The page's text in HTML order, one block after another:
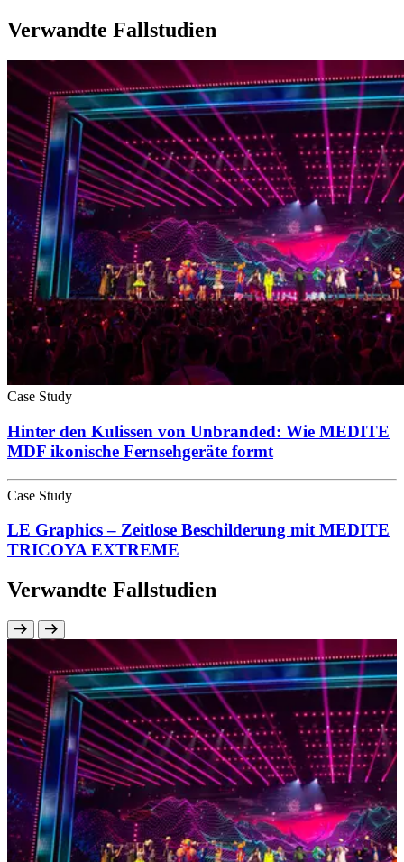
Verwandte Fallstudien
Case Study
Hinter den Kulissen von Unbranded: Wie MEDITE
MDF ikonische Fernsehgeräte formt
Case Study
LE Graphics – Zeitlose Beschilderung mit MEDITE
TRICOYA EXTREME
Verwandte Fallstudien